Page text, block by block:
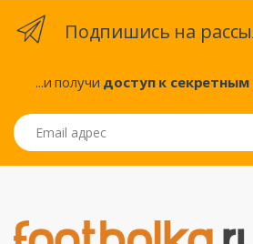
Подпишись на
...и получи доступ к
Email адрес